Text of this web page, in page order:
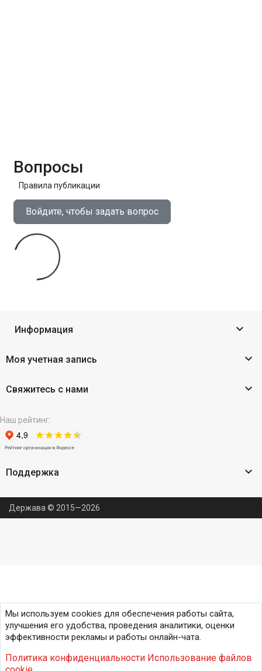
Вопросы
Правила публикации
Войдите, чтобы задать вопрос
Информация 
Моя учетная запись 
Свяжитесь с нами 
Наш рейтинг:
Поддержка 
Держава © 2015—2026
Мы используем cookies для обеспечения работы сайта,
улучшения его удобства, проведения аналитики, оценки
эффективности рекламы и работы онлайн-чата.
Политика конфиденциальности Использование файлов